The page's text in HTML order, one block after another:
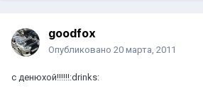
goodfox
Опубликовано 20 марта, 2011
с денюхой!!!!!!:drinks: